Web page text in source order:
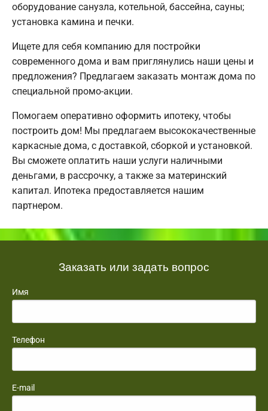
оборудование санузла, котельной, бассейна, сауны;
установка камина и печки.
Ищете для себя компанию для постройки
современного дома и вам приглянулись наши цены и
предложения? Предлагаем заказать монтаж дома по
специальной промо-акции.
Помогаем оперативно оформить ипотеку, чтобы
построить дом! Мы предлагаем высококачественные
каркасные дома, с доставкой, сборкой и установкой.
Вы сможете оплатить наши услуги наличными
деньгами, в рассрочку, а также за материнский
капитал. Ипотека предоставляется нашим
партнером.
Заказать или задать вопрос
Имя
Телефон
E-mail